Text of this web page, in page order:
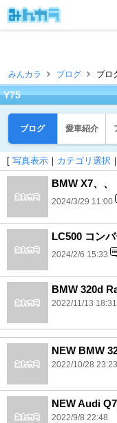
みんカラ ブログ ブロ
Y75
ブログ 愛車紹介
[ 写真表示 ｜ カテゴリ選択 ｜
BMW X7、、
2024/3/29 11:00
LC500 コンバ
2024/2/6 15:33
BMW 320d
2022/11/13 18:31
NEW BMW
2022/10/28 23:23
NEW Audi Q7
2022/9/8 22:48